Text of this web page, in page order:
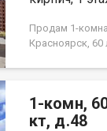
для
договоренности.
Продам 1-
Красноярск, 60
1-комн,
кт, д.48